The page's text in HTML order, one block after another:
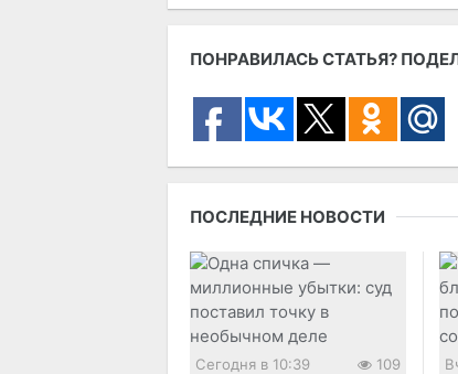
ПОНРАВИЛАСЬ СТАТЬЯ?
ПОСЛЕДНИЕ НОВОСТИ
Сегодня в 10:39 109